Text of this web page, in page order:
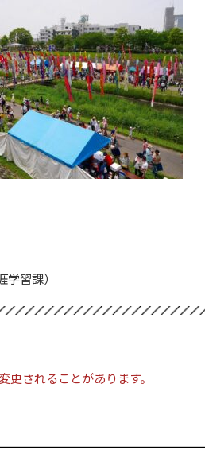
習課）
されることがあります。